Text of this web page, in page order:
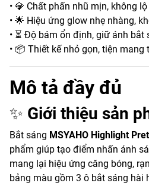
• 💎 Chất phấn nhũ mịn, không
• 🌟 Hiệu ứng glow nhẹ nhàng,
• ⏳ Độ bám ổn định, giữ ánh
• 📦 Thiết kế nhỏ gọn, tiện
Mô tả đầy đủ
✨ Giới thiệu sản
Bắt sáng MSYAHO Highlight
phẩm giúp tạo điểm nhấn ánh
mang lại hiệu ứng căng bóng,
bảng màu gồm 3 ô bắt sáng hài